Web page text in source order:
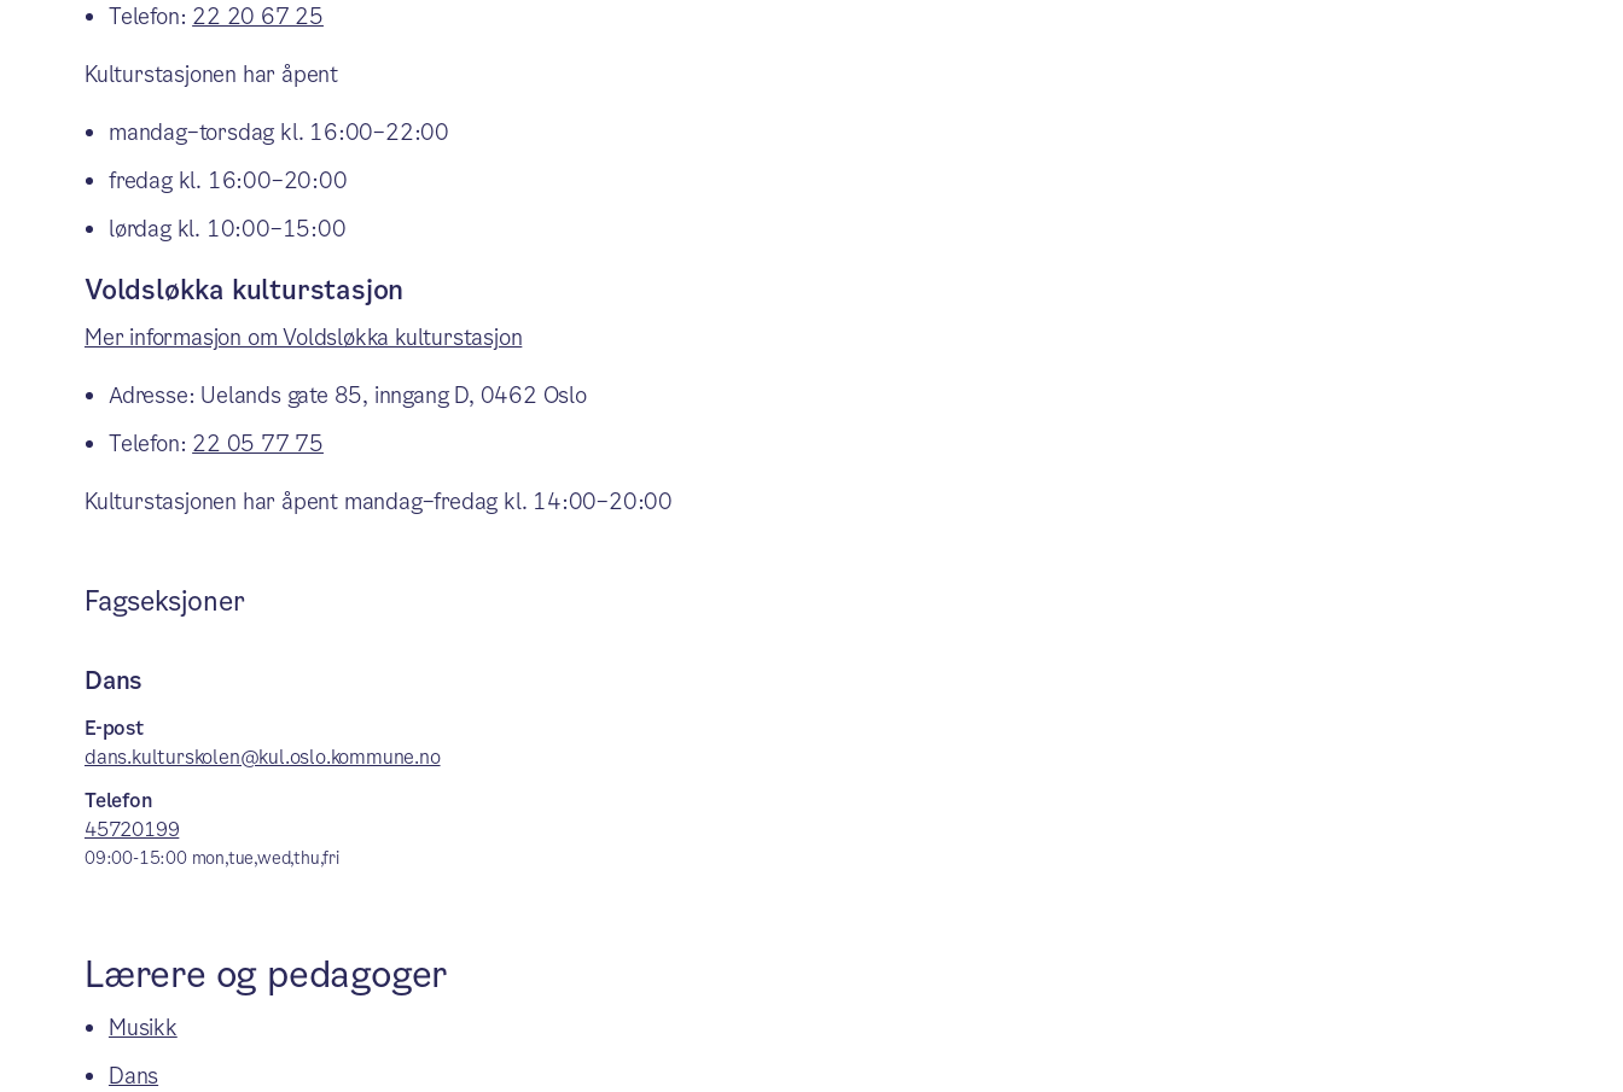
Telefon: 22 20 67 25
Kulturstasjonen har åpent
mandag–torsdag kl. 16:00–22:00
fredag kl. 16:00–20:00
lørdag kl. 10:00–15:00
Voldsløkka kulturstasjon
Mer informasjon om Voldsløkka kulturstasjon
Adresse: Uelands gate 85, inngang D, 0462 Oslo
Telefon: 22 05 77 75
Kulturstasjonen har åpent mandag–fredag kl. 14:00–20:00
Fagseksjoner
Dans
E-post
dans.kulturskolen@kul.oslo.kommune.no
Telefon
45720199
09:00-15:00 mon,tue,wed,thu,fri
Lærere og pedagoger
Musikk
Dans